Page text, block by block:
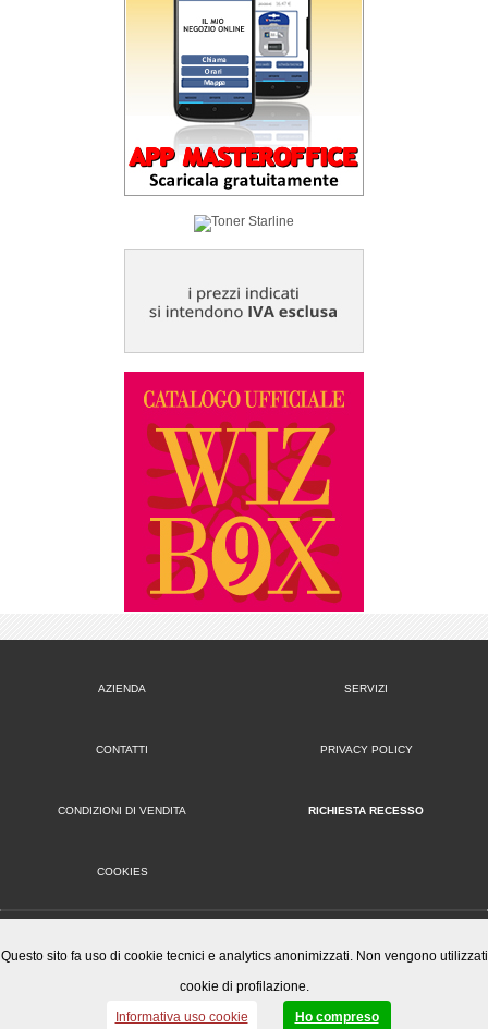
AZIENDA SERVIZI
CONTATTI PRIVACY POLICY
CONDIZIONI DI VENDITA RICHIESTA RECESSO
COOKIES
Mister Wizard S.r.l.
© 2014-15 Mister Wizard, tutti i diritti riservati. Logo Mister Wizard e altri marchi e loghi utilizzati in
questo sito sono di proprietà o concessi in licenza a Mister Wizard. reg. imp. C.F. e P.IVA
Questo sito fa uso di cookie tecnici e analytics anonimizzati. Non vengono utilizzati
cookie di profilazione.
Informativa uso cookie
Ho compreso